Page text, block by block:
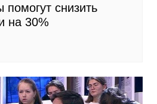
помогут снизить
на 30%